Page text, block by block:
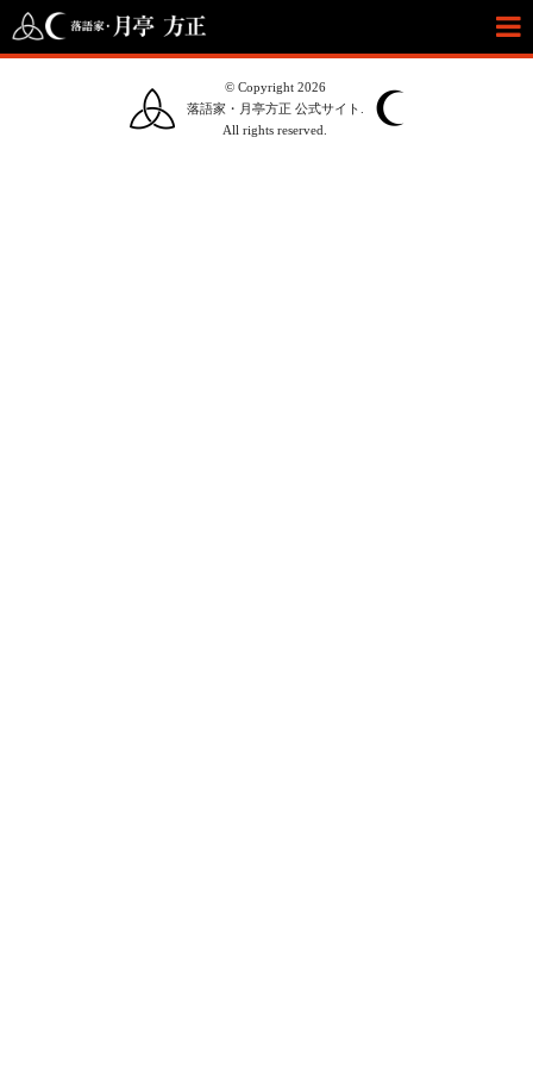
© Copyright 2026
落語家・月亭方正 公式サイト.
All rights reserved.